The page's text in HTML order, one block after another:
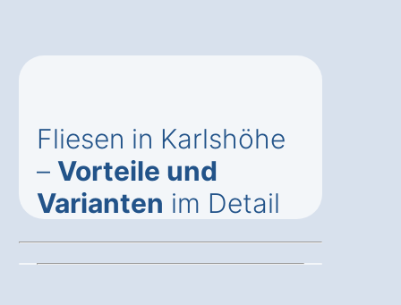
Fliesen in Karlshöhe
– Vorteile und
Varianten im Detail